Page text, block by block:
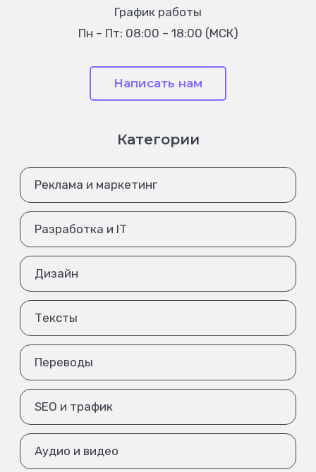
График работы
Пн – Пт: 08:00 – 18:00 (МСК)
Написать нам
Категории
Реклама и маркетинг
Разработка и IT
Дизайн
Тексты
Переводы
SEO и трафик
Аудио и видео